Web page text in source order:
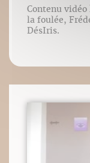
Contenu vidéo
la foulée,
DésIris.